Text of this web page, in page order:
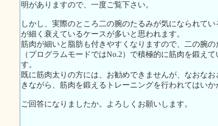
明がありますので、一度ご覧下さい。
しかし、実際のところ二の腕のたるみが気になられて
が細く衰えているケースが多いと思われます。
筋肉が細いと脂肪も付きやすくなりますので、二の腕
（プログラムモードではNo.2）で積極的に筋肉を鍛え
す。
既に筋肉太りの方には、お勧めできませんが、なおな
きながら、筋肉を鍛えるトレーニングを行われてはい
ご回答になりましたか。よろしくお願いします。